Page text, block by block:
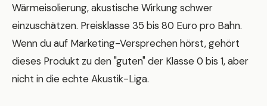
Wärmeisolierung, akustische Wirkung schwer
einzuschätzen. Preisklasse 35 bis 80 Euro pro Bahn.
Wenn du auf Marketing-Versprechen hörst, gehört
dieses Produkt zu den "guten" der Klasse 0 bis 1, aber
nicht in die echte Akustik-Liga.